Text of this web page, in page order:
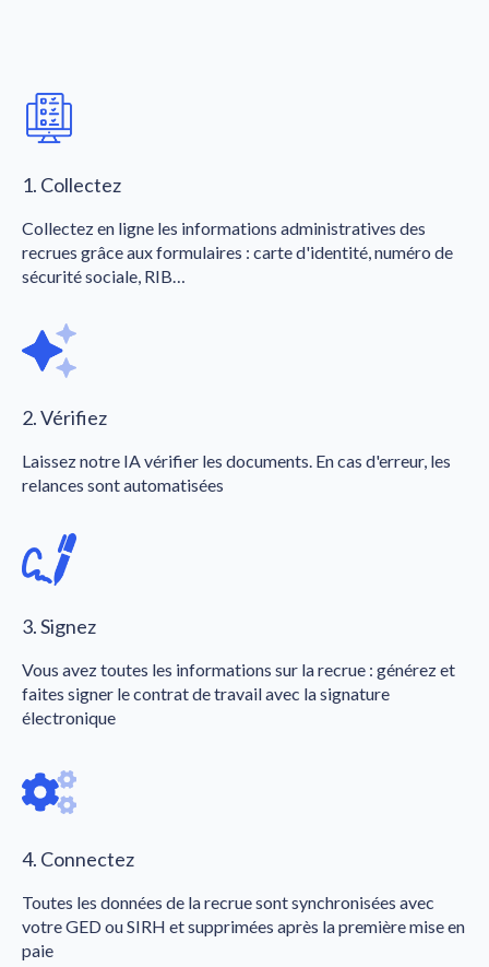
1. Collectez
Collectez en ligne les informations administratives des
recrues grâce aux formulaires : carte d'identité, numéro de
sécurité sociale, RIB…
2. Vérifiez
Laissez notre IA vérifier les documents. En cas d'erreur, les
relances sont automatisées
3. Signez
Vous avez toutes les informations sur la recrue : générez et
faites signer le contrat de travail avec la signature
électronique
4. Connectez
Toutes les données de la recrue sont synchronisées avec
votre GED ou SIRH et supprimées après la première mise en
paie